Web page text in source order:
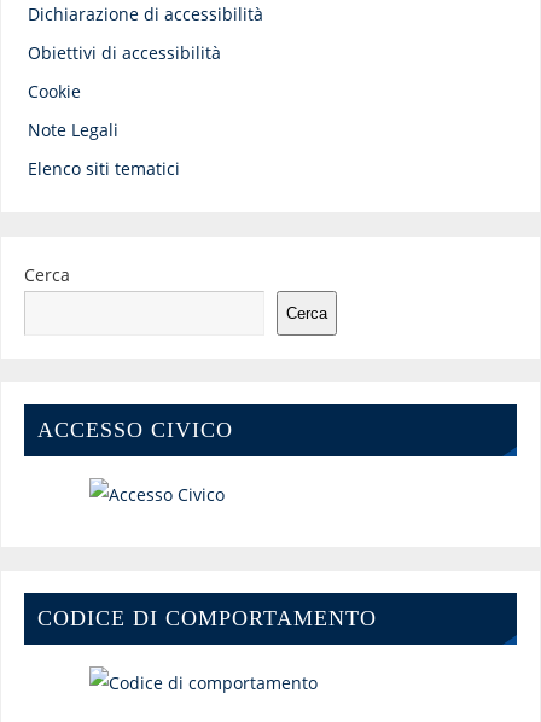
Dichiarazione di accessibilità
Obiettivi di accessibilità
Cookie
Note Legali
Elenco siti tematici
Cerca
Cerca
ACCESSO CIVICO
CODICE DI COMPORTAMENTO